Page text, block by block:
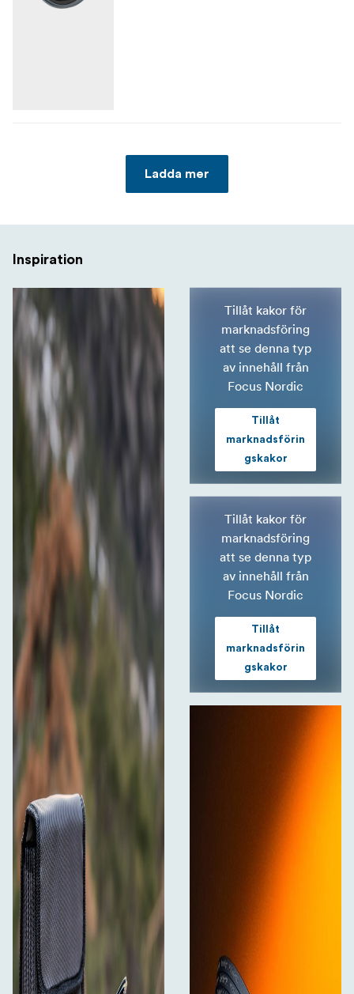
Ladda mer
Inspiration
Tillåt kakor för
marknadsföring
att se denna typ
av innehåll från
Focus Nordic
Tillåt
marknadsförin
gskakor
Tillåt kakor för
marknadsföring
att se denna typ
av innehåll från
Focus Nordic
Tillåt
marknadsförin
gskakor